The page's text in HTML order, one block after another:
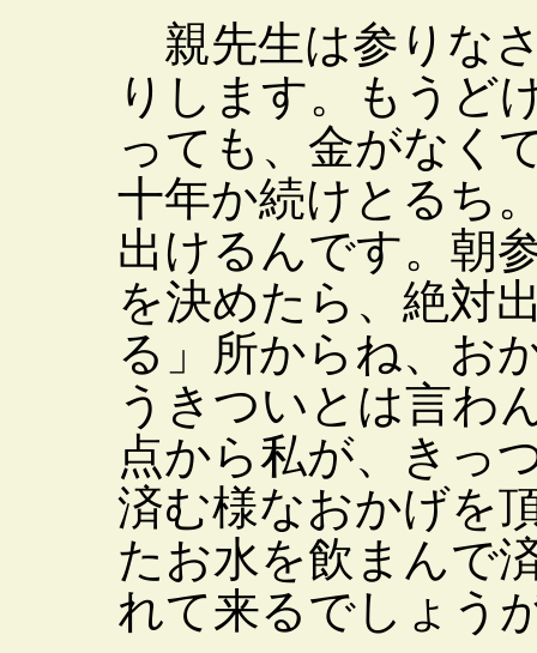
親先生は参りな
りします。もうど
っても、金がなく
十年か続けとるち
出けるんです。朝
を決めたら、絶対
る」所からね、お
うきついとは言わ
点から私が、きっ
済む様なおかげを
たお水を飲まんで
れて来るでしょう